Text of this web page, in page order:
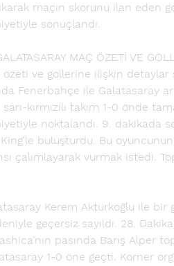
maçın skorunu ilan eden
sonuçlandı.
MAÇ ÖZETİ VE
ve gollerine ilişkin detaylar
Fenerbahçe ile Galatasaray
sarı-kırmızılı takım 1-0 önde
noktalandı. 9. dakikada
buluşturdu. Bu
çalımlayarak vurmak istedi.
Kerem Aktürkoğlu ile bir
geçersiz sayıldı. 28.
pasında Barış Alper
1-0 öne geçti. Korner